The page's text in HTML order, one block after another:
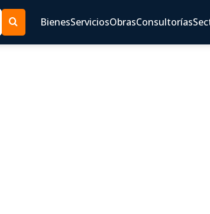
BienesServiciosObrasConsultorías